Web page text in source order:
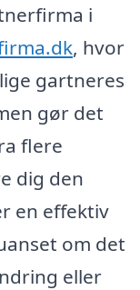
i
, hvor
gartneres
gør det
flere
dig den
en effektiv
om det
eller